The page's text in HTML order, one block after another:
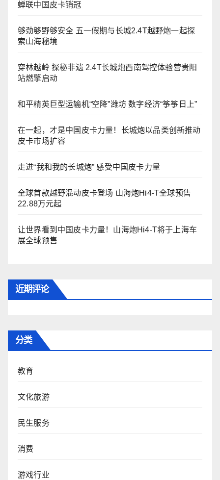
蝉联中国皮卡销冠
够劲够野够安全 五一假期与长城2.4T越野炮一起探
索山海秘境
穿林越岭 探秘非遗 2.4T长城炮西南驾控体验营贵阳
站燃擎启动
和平精英巨型运输机“空降”潍坊 数字经济“筝筝日上”
在一起，才是中国皮卡力量！长城炮以品类创新推动
皮卡市场扩容
走进“我和我的长城炮” 感受中国皮卡力量
全球首款越野混动皮卡登场 山海炮Hi4-T全球预售
22.88万元起
让世界看到中国皮卡力量！山海炮Hi4-T将于上海车
展全球预售
近期评论
分类
教育
文化旅游
民生服务
消费
游戏行业